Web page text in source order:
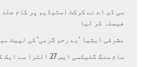
سی ڈی اے نے کرکٹ اسٹیڈیم پر کام جلد
فیصلہ کر لیا
مشرقی ایشیا ‘بے رحم گرمی’ کی لپیٹ
سام سنگ گلیکسی ایس 27 الٹرا سے ایک کیمرا ہٹا دے گا.